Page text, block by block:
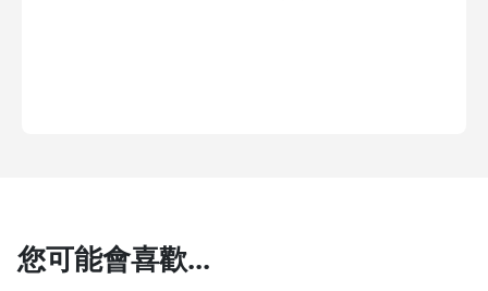
您可能會喜歡...